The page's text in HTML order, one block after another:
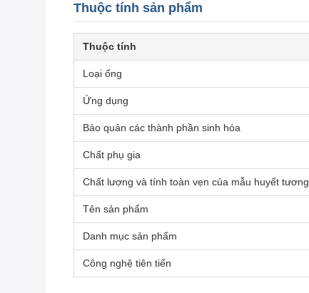
Thuộc tính sản phẩm
Thuộc tính
Loại ống
Ứng dụng
Bảo quản các thành phần sinh hóa
Chất phụ gia
Chất lượng và tính toàn vẹn của mẫu huyết tương
Tên sản phẩm
Danh mục sản phẩm
Công nghệ tiên tiến